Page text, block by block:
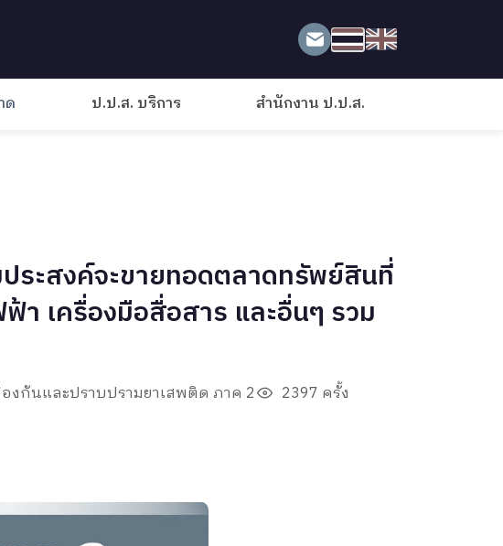
ด ป.ป.ส. บริการ สำนักงาน ป.ป.ส.
ระสงค์จะขายทอดตลาดทรัพย์สินที่
ฟ้า เครื่องมือสื่อสาร และอื่นๆ รวม
งกันและปราบปรามยาเสพติด ภาค 2
2397 ครั้ง